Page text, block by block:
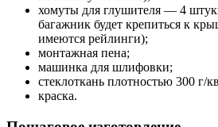
хомуты для глушителя — 4
багажник будет крепиться к
имеются рейлинги);
монтажная пена;
машинка для шлифовки;
стеклоткань плотностью 300 г/
краска.